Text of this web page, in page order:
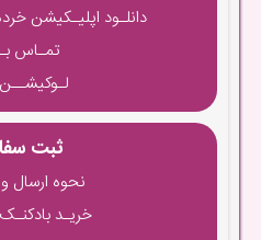
دانلـود اپلیـکیشن
تمـاس
ثبت
نحوه ارسال
خریـد